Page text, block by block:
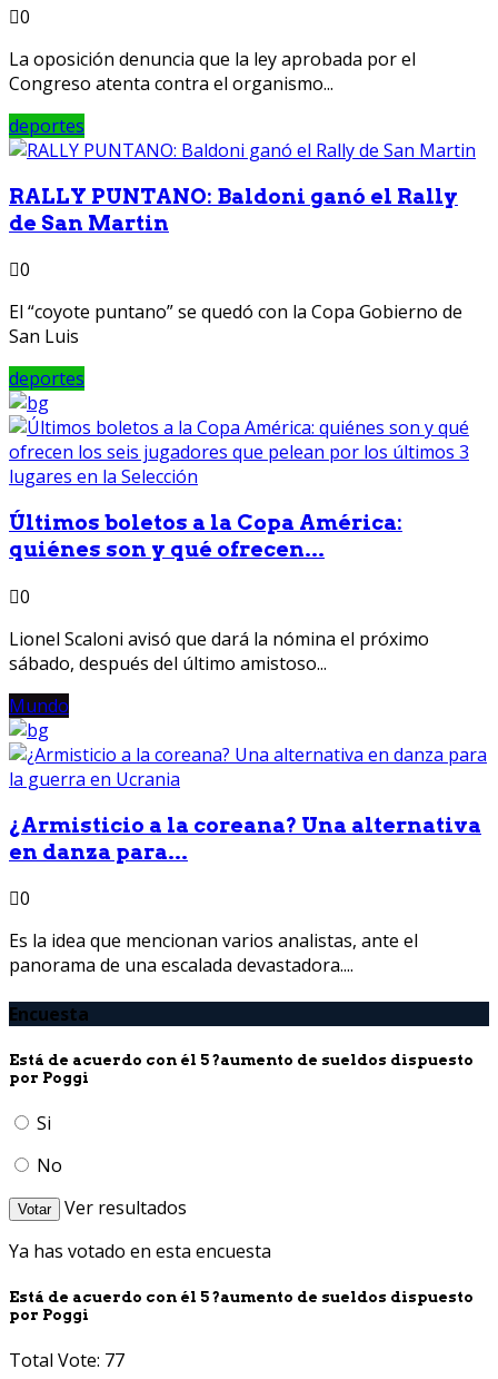
0
La oposición denuncia que la ley aprobada por el
Congreso atenta contra el organismo...
deportes
RALLY PUNTANO: Baldoni ganó el Rally
de San Martin
0
El “coyote puntano” se quedó con la Copa Gobierno de
San Luis
deportes
Últimos boletos a la Copa América:
quiénes son y qué ofrecen...
0
Lionel Scaloni avisó que dará la nómina el próximo
sábado, después del último amistoso...
Mundo
¿Armisticio a la coreana? Una alternativa
en danza para...
0
Es la idea que mencionan varios analistas, ante el
panorama de una escalada devastadora....
Encuesta
Está de acuerdo con él 5 ?aumento de sueldos dispuesto
por Poggi
Si
No
Votar
Ver resultados
Ya has votado en esta encuesta
Está de acuerdo con él 5 ?aumento de sueldos dispuesto
por Poggi
Total Vote: 77